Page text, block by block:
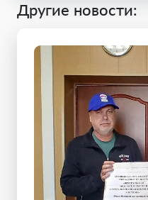
Другие новости: